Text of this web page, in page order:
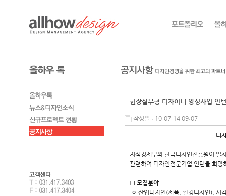
현장실무형 디자이너 양성사업 인
작성일 : 10-07-14 09:07
디
지식경제부와 한국디자인진흥원이 일
관련하여 디자인전문기업 인턴을 희
□ 모집분야
ㅇ 산업디자인(제품, 환경디자인), 시